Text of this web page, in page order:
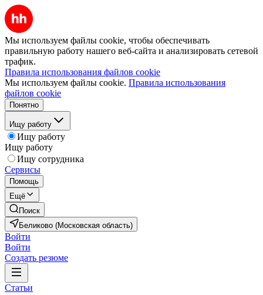
Мы используем файлы cookie, чтобы обеспечивать
правильную работу нашего веб-сайта и анализировать сетевой
трафик.
Правила использования файлов cookie
Мы используем файлы cookie. Правила использования
файлов cookie
Понятно
Ищу работу
Ищу работу
Ищу работу
Ищу сотрудника
Сервисы
Помощь
Ещё
Поиск
Беликово (Московская область)
Войти
Войти
Создать резюме
Статьи